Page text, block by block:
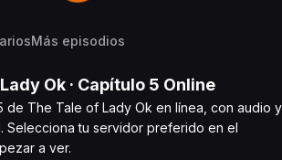
Más episodios
Ok · Capítulo 5 Online
de The Tale of Lady Ok en línea, con audio y
Selecciona tu servidor preferido en el
a ver.